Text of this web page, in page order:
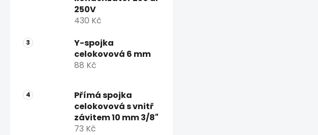
250V
430 Kč
Y-spojka
celokovová 6 mm
88 Kč
Přímá spojka
celokovová s vnitř
závitem 10 mm 3/8"
73 Kč